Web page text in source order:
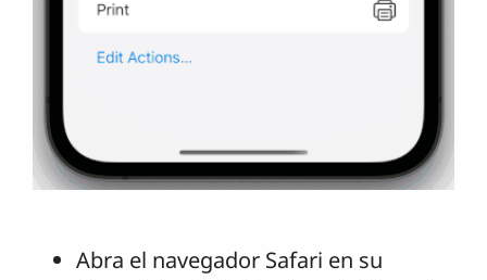
Abra el navegador Safari en su